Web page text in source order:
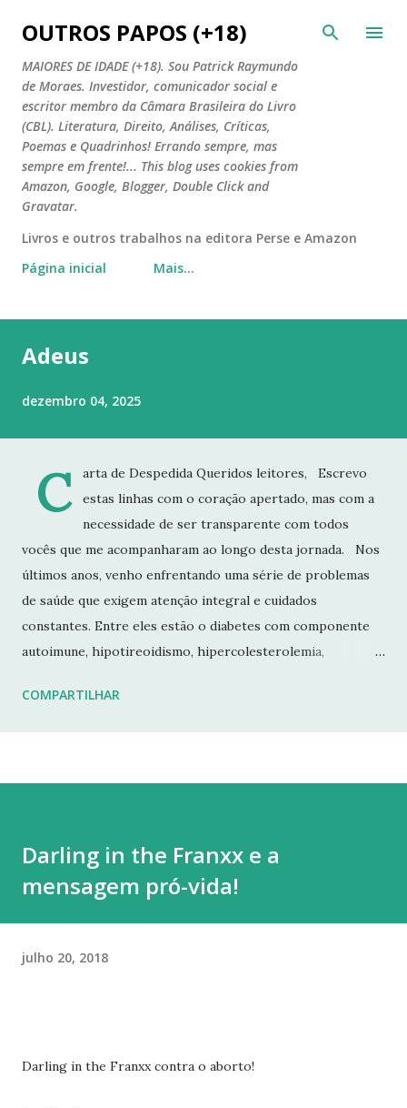
Pular para o conteúdo principal
OUTROS PAPOS (+18)
MAIORES DE IDADE (+18). Sou Patrick Raymundo
de Moraes. Investidor, comunicador social e
escritor membro da Câmara Brasileira do Livro
(CBL). Literatura, Direito, Análises, Críticas,
Poemas e Quadrinhos! Errando sempre, mas
sempre em frente!... This blog uses cookies from
Amazon, Google, Blogger, Double Click and
Gravatar.
Livros e outros trabalhos na editora Perse e Amazon
Página inicial
Mais…
Adeus
dezembro 04, 2025
C
arta de Despedida Queridos leitores, Escrevo
estas linhas com o coração apertado, mas com a
necessidade de ser transparente com todos
vocês que me acompanharam ao longo desta jornada. Nos
últimos anos, venho enfrentando uma série de problemas
de saúde que exigem atenção integral e cuidados
constantes. Entre eles estão o diabetes com componente
autoimune, hipotireoidismo, hipercolesterolemia,
fraturas. Esses desafios têm impactado profundamente
saúde e buscar qualidade de vida dentro das limitações que
enfrento. Quero agradecer imensamente a cada um de
COMPARTILHAR
Darling in the Franxx e a
mensagem pró-vida!
julho 20, 2018
Darling in the Franxx contra o aborto!